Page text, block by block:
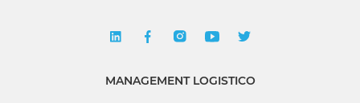
MANAGEMENT LOGISTICO